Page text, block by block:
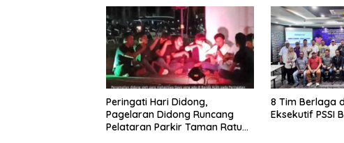
Peringati Hari Didong,
Pagelaran Didong Runcang
Pelataran Parkir Taman Ratu
8 Tim Berlaga
Eksekutif PSSI